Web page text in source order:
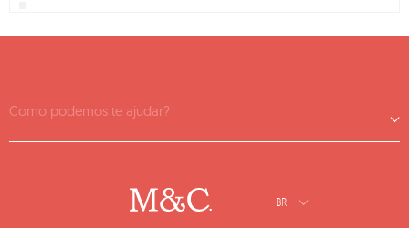
Como podemos te ajudar?
BR